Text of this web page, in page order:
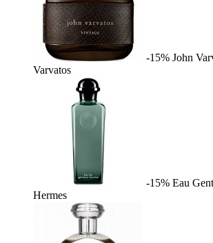
-15% John
Varvatos
-15% Eau
Hermes